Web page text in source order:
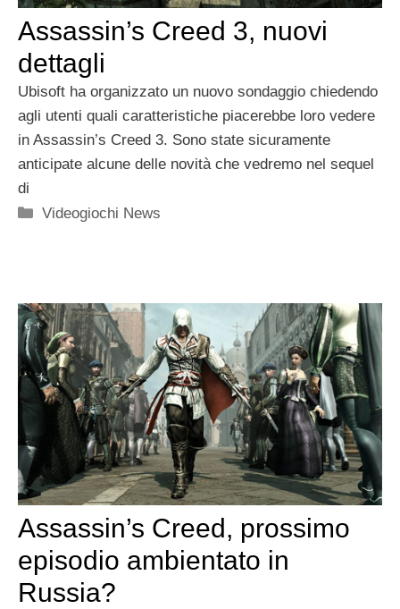
Assassin’s Creed 3, nuovi
dettagli
Ubisoft ha organizzato un nuovo sondaggio chiedendo
agli utenti quali caratteristiche piacerebbe loro vedere
in Assassin’s Creed 3. Sono state sicuramente
anticipate alcune delle novità che vedremo nel sequel
di
Categorie
Videogiochi News
Assassin’s Creed, prossimo
episodio ambientato in
Russia?